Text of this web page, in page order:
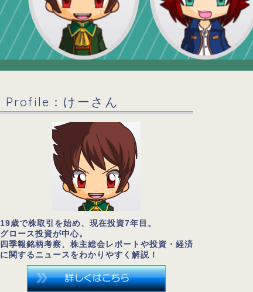
Profile：けーさん
19歳で株取引を始め、現在投資7年目。
グロース投資が中心。
四季報銘柄考察、株主総会レポートや投資・経済
に関するニュースをわかりやすく解説！